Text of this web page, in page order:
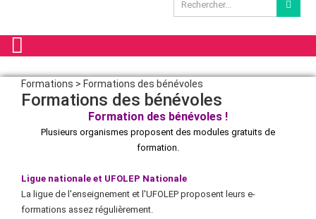
Formations > Formations des bénévoles
Formations des bénévoles
Formation des bénévoles !
Plusieurs organismes proposent des modules gratuits de
formation.
Ligue nationale et UFOLEP Nationale
La ligue de l'enseignement et l'UFOLEP proposent leurs e-
formations assez régulièrement.